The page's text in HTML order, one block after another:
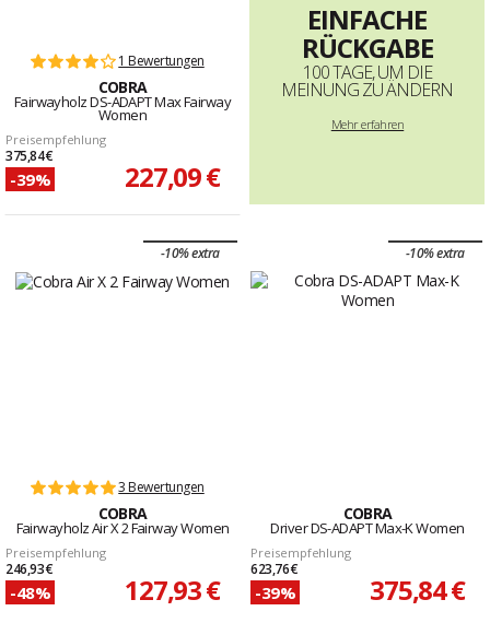
1 Bewertungen
COBRA
Fairwayholz DS-ADAPT Max Fairway
Women
Preisempfehlung
375,84 €
-39% 227,09 €
EINFACHE
RÜCKGABE
100 TAGE, UM DIE
MEINUNG ZU ÄNDERN
Mehr erfahren
-10% extra
3 Bewertungen
COBRA
Fairwayholz Air X 2 Fairway Women
Preisempfehlung
246,93 €
-48% 127,93 €
-10% extra
COBRA
Driver DS-ADAPT Max-K Women
Preisempfehlung
623,76 €
-39% 375,84 €